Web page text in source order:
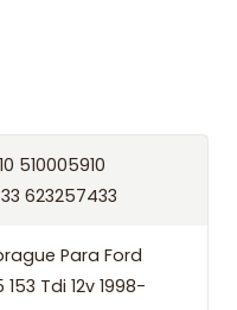
desde 2019,
510005910
623257433
Para Ford
Tdi 12v 1998-